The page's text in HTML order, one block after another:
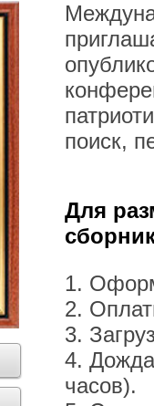
поиск,
Для
1.
2.
3.
4.
часов).